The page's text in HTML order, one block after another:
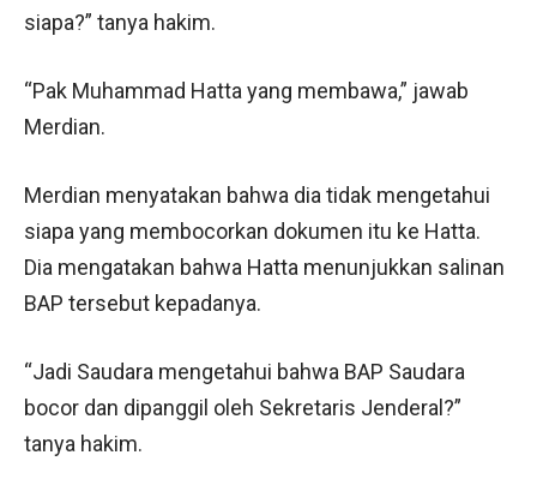
siapa?” tanya hakim.
“Pak Muhammad Hatta yang membawa,” jawab
Merdian.
Merdian menyatakan bahwa dia tidak mengetahui
siapa yang membocorkan dokumen itu ke Hatta.
Dia mengatakan bahwa Hatta menunjukkan salinan
BAP tersebut kepadanya.
“Jadi Saudara mengetahui bahwa BAP Saudara
bocor dan dipanggil oleh Sekretaris Jenderal?”
tanya hakim.